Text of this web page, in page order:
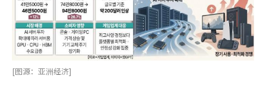
[图源：亚洲经济]